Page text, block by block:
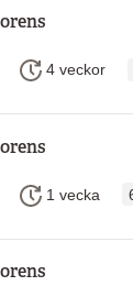
Längd
4 veckor
Längd
1 vecka